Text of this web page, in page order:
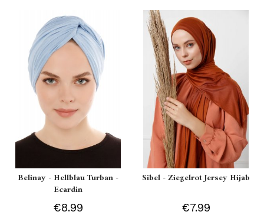
Belinay - Hellblau Turban -
Ecardin
€8.99
Sibel - Ziegelrot Jersey Hijab
€7.99